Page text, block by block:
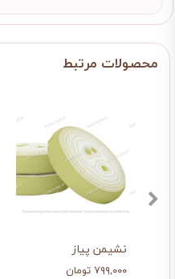
نشیمن پیاز
۷۹۹,۰۰۰ تومان